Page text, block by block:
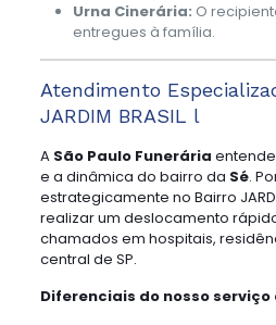
Urna Cinerária: O
entregues à família.
Atendimento
JARDIM BRASIL l
A São Paulo Funerária
e a dinâmica do bairro da Sé.
estrategicamente no Bairro
realizar um deslocamento
chamados em hospitais,
central de SP.
Diferenciais do nosso